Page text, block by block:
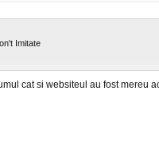
Imitate
cat si websiteul au fost mereu